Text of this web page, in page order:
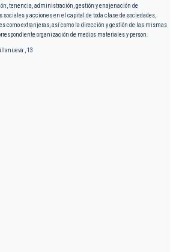
tenencia, administración, gestión y enajenación de
sociales y acciones en el capital de toda clase de sociedades,
como extranjeras, así como la dirección y gestión de las mismas
organización de medios materiales y person.
, 13